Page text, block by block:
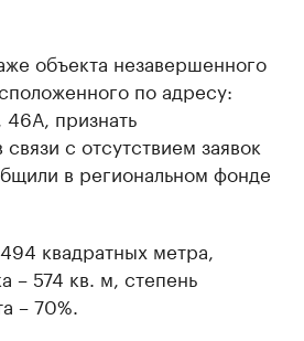
объекта незавершенного
по адресу:
46А, признать
с отсутствием заявок
в региональном фонде
квадратных метра,
– 574 кв. м, степень
– 70%.